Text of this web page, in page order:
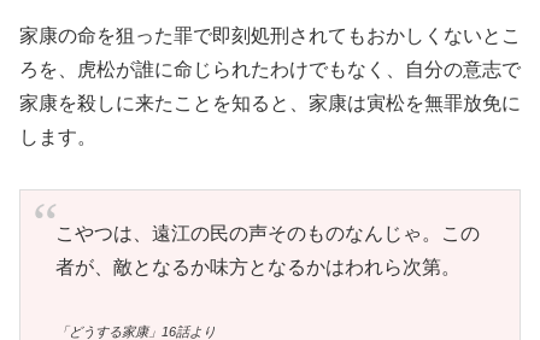
家康の命を狙った罪で即刻処刑されてもおかしくないとこ
ろを、虎松が誰に命じられたわけでもなく、自分の意志で
家康を殺しに来たことを知ると、家康は寅松を無罪放免に
します。
こやつは、遠江の民の声そのものなんじゃ。この
者が、敵となるか味方となるかはわれら次第。
「どうする家康」16話より